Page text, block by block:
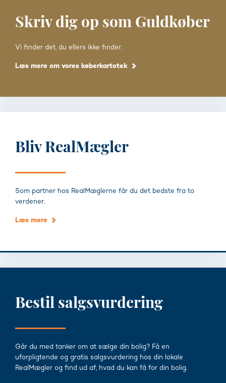
Skriv dig op som Guldkøber
Vi finder det, du ellers ikke finder.
Læs mere om vores køberkartotek
Bliv RealMægler
Som partner hos RealMæglerne får du det bedste fra to
verdener.
Læs mere
Bestil salgsvurdering
Går du med tanker om at sælge din bolig? Få en
uforpligtende og gratis salgsvurdering hos din lokale
RealMægler og find ud af, hvad du kan få for din bolig.